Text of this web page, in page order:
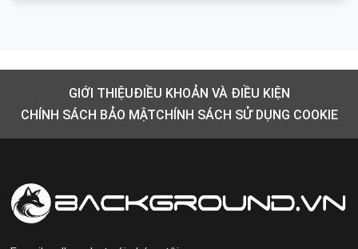
GIỚI THIỆUĐIỀU KHOẢN VÀ ĐIỀU KIỆN
CHÍNH SÁCH BẢO MẬTCHÍNH SÁCH SỬ DỤNG COOKIE